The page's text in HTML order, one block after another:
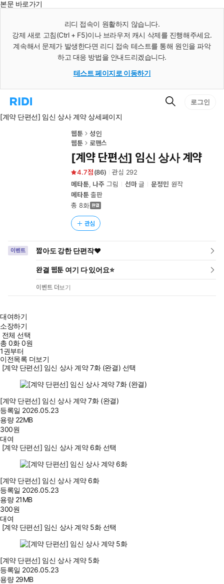
본문 바로가기
리디 접속이 원활하지 않습니다.
강제 새로 고침(Ctrl + F5)이나 브라우저 캐시 삭제를 진행해주세요.
계속해서 문제가 발생한다면 리디 접속 테스트를 통해 원인을 파악
하고 대응 방법을 안내드리겠습니다.
테스트 페이지로 이동하기
리
홈
검
로그인
[계약 단편선] 임신 상사 계약 상세페이지
웹툰
성인
웹툰
로맨스
[계약 단편선] 임신 상사 계약
4.7 (86) 관심 292
메타툰, 나주 그림 선마글 문정민 원작
메타툰출판
총 8화
관심
이벤트 짧아도 강한 단편작❤️
완결 웹툰 여기 다 있어요⭐
이벤트 더보기
대여하기
소장하기
전체 선택
총0화0원
1권부터
이전목록 더보기
[계약 단편선] 임신 상사 계약 7화 (완결) 선택
[계약 단편선] 임신 상사 계약 7화 (완결)
등록일 2026.05.23
용량 22MB
300원
대여
[계약 단편선] 임신 상사 계약 6화 선택
[계약 단편선] 임신 상사 계약 6화
등록일 2026.05.23
용량 21MB
300원
대여
[계약 단편선] 임신 상사 계약 5화 선택
[계약 단편선] 임신 상사 계약 5화
등록일 2026.05.23
용량 29MB